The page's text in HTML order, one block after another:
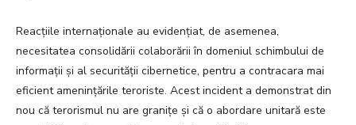
Reacțiile internaționale au evidențiat, de asemenea,
necesitatea consolidării colaborării în domeniul schimbului de
informații și al securității cibernetice, pentru a contracara mai
eficient amenințările teroriste. Acest incident a demonstrat din
nou că terorismul nu are granițe și că o abordare unitară este